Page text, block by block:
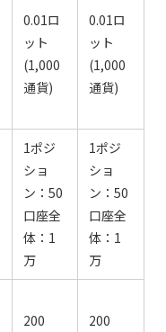
0.01ロ
ット
(1,000
通貨)
0.01ロ
ット
(1,000
通貨)
1ポジ
ショ
ン：50
口座全
体：1
万
1ポジ
ショ
ン：50
口座全
体：1
万
200 200